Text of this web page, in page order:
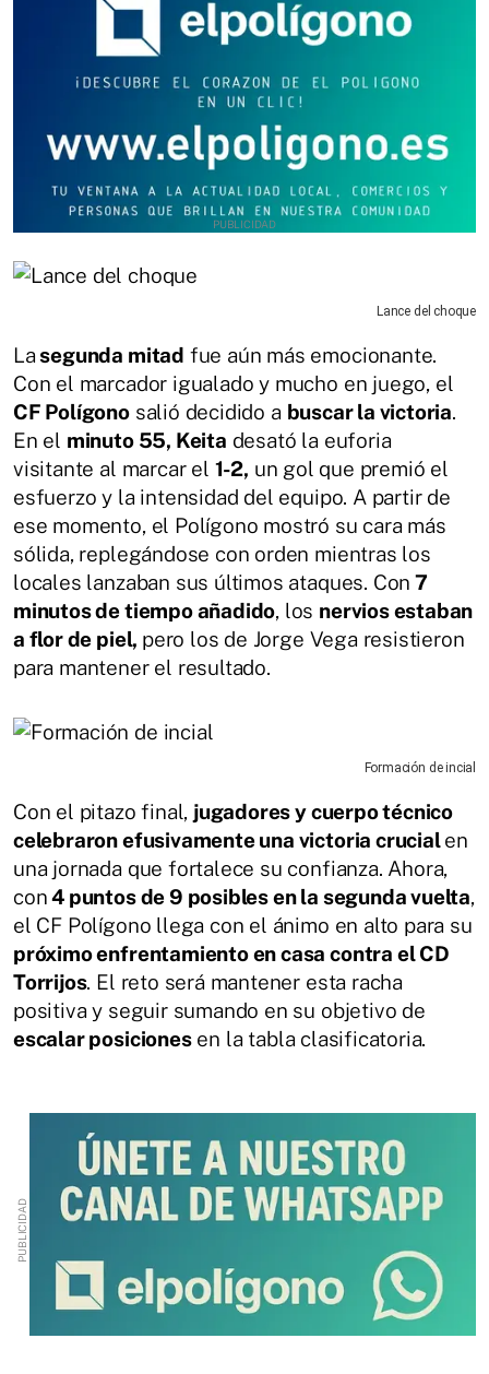
Lance del choque
Lasegunda mitad fue aún más emocionante.
Con el marcador igualado y mucho en juego, el
CF Polígonosalió decidido a buscar la victoria.
En el minuto 55, Keita desató la euforia
visitante al marcar el 1-2, un gol que premió el
esfuerzo y la intensidad del equipo. A partir de
ese momento, el Polígono mostró su cara más
sólida, replegándose con orden mientras los
locales lanzaban sus últimos ataques. Con 7
minutos de tiempo añadido, los nervios estaban
a flor de piel, pero los de Jorge Vega resistieron
para mantener el resultado.
Formación de incial
Con el pitazo final, jugadores y cuerpo técnico
celebraron efusivamente una victoria crucialen
una jornada que fortalece su confianza. Ahora,
con4 puntos de 9 posibles en la segunda vuelta,
el CF Polígono llega con el ánimo en alto para su
próximo enfrentamiento en casa contra el CD
Torrijos. El reto será mantener esta racha
positiva y seguir sumando en su objetivo de
escalar posicionesen la tabla clasificatoria.